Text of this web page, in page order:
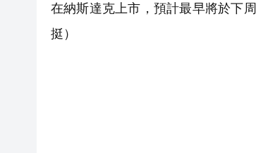
在納斯達克上市，預計最早將於下
挺）